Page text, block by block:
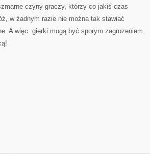
czyny graczy, którzy co jakiś czas
w żadnym razie nie można tak stawiać
A więc: gierki mogą być sporym zagrożeniem,